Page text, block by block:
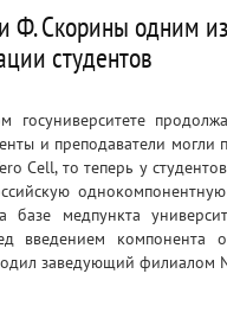
Ф. Скорины одним
студентов
госуниверситете
и преподаватели могли
Cell, то теперь у
базе медпункта
введением компонента
заведующий филиалом